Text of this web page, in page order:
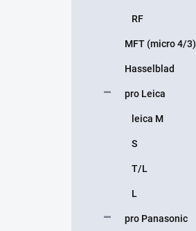
RF
MFT (micro 4/3)
Hasselblad
pro Leica
leica M
S
T/L
L
pro Panasonic